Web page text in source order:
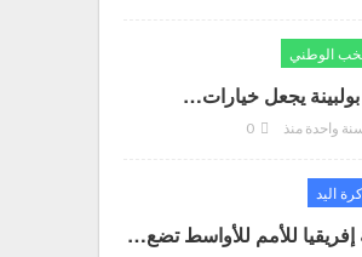
الوطني
يجعل خيارات…
واحدة منذ
كرة اليد
إفريقيا للأمم للأواسط تضع…